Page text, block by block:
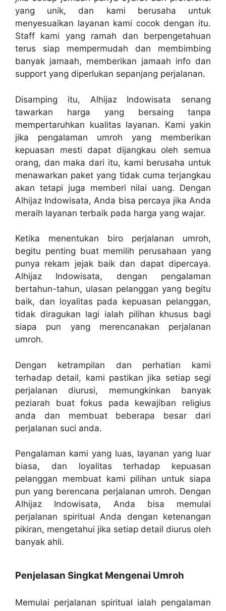
yang unik, dan kami berusaha untuk
menyesuaikan layanan kami cocok dengan itu.
Staff kami yang ramah dan berpengetahuan
terus siap mempermudah dan membimbing
banyak jamaah, memberikan jamaah info dan
support yang diperlukan sepanjang perjalanan.
Disamping itu, Alhijaz Indowisata senang
tawarkan harga yang bersaing tanpa
mempertaruhkan kualitas layanan. Kami yakin
jika pengalaman umroh yang memberikan
kepuasan mesti dapat dijangkau oleh semua
orang, dan maka dari itu, kami berusaha untuk
menawarkan paket yang tidak cuma terjangkau
akan tetapi juga memberi nilai uang. Dengan
Alhijaz Indowisata, Anda bisa percaya jika Anda
meraih layanan terbaik pada harga yang wajar.
Ketika menentukan biro perjalanan umroh,
begitu penting buat memilih perusahaan yang
punya rekam jejak baik dan dapat dipercaya.
Alhijaz Indowisata, dengan pengalaman
bertahun-tahun, ulasan pelanggan yang begitu
baik, dan loyalitas pada kepuasan pelanggan,
tidak diragukan lagi ialah pilihan khusus bagi
siapa pun yang merencanakan perjalanan
umroh.
Dengan ketrampilan dan perhatian kami
terhadap detail, kami pastikan jika setiap segi
perjalanan diurusi, memungkinkan banyak
peziarah buat fokus pada kewajiban religius
anda dan membuat beberapa besar dari
perjalanan suci anda.
Pengalaman kami yang luas, layanan yang luar
biasa, dan loyalitas terhadap kepuasan
pelanggan membuat kami pilihan untuk siapa
pun yang berencana perjalanan umroh. Dengan
Alhijaz Indowisata, Anda bisa memulai
perjalanan spiritual Anda dengan ketenangan
pikiran, mengetahui jika setiap detail diurus oleh
banyak ahli.
Penjelasan Singkat Mengenai Umroh
Memulai perjalanan spiritual ialah pengalaman